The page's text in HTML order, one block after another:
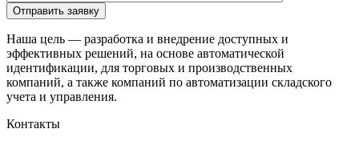
Отправить заявку
Наша цель — разработка и внедрение доступных и
эффективных решений, на основе автоматической
идентификации, для торговых и производственных
компаний, а также компаний по автоматизации складского
учета и управления.
Контакты